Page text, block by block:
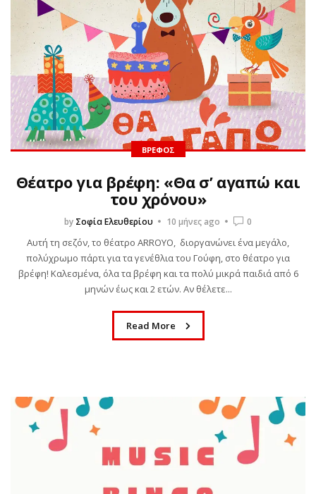
ΒΡΈΦΟΣ
Θέατρο για βρέφη: «Θα σ’ αγαπώ και
του χρόνου»
by Σοφία Ελευθερίου 10 μήνες ago 0
Αυτή τη σεζόν, το θέατρο ARROYO, διοργανώνει ένα μεγάλο,
πολύχρωμο πάρτι για τα γενέθλια του Γούφη, στο θέατρο για
βρέφη! Καλεσμένα, όλα τα βρέφη και τα πολύ μικρά παιδιά από 6
μηνών έως και 2 ετών. Αν θέλετε...
Read More